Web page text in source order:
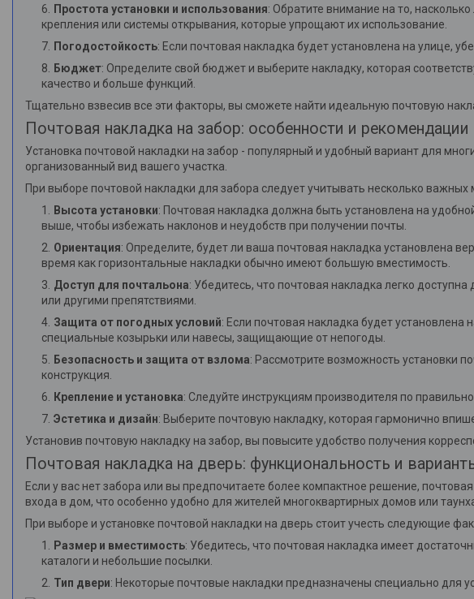
Простота установки и использования: Обратите внимание на то,
крепления или системы открывания, которые упрощают их использование.
Погодостойкость: Если почтовая накладка будет установлена на улице,
Бюджет: Определите свой бюджет и выберите накладку, которая
качество и больше функций.
Тщательно взвесив все эти факторы, вы сможете найти идеальную почтовую
Почтовая накладка на забор: особенности и рекомендации
Установка почтовой накладки на забор - популярный и удобный вариант для
организованный вид вашего участка.
При выборе почтовой накладки для забора следует учитывать несколько важных
Высота установки: Почтовая накладка должна быть установлена на
выше, чтобы избежать наклонов и неудобств при получении почты.
Ориентация: Определите, будет ли ваша почтовая накладка установлена
время как горизонтальные накладки обычно имеют большую вместимость.
Доступ для почтальона: Убедитесь, что почтовая накладка легко
или другими препятствиями.
Защита от погодных условий: Если почтовая накладка будет
специальные козырьки или навесы, защищающие от непогоды.
Безопасность и защита от взлома: Рассмотрите возможность установки
конструкция.
Крепление и установка: Следуйте инструкциям производителя по
Эстетика и дизайн: Выберите почтовую накладку, которая гармонично
Установив почтовую накладку на забор, вы повысите удобство получения
Почтовая накладка на дверь: функциональность и
Если у вас нет забора или вы предпочитаете более компактное решение,
входа в дом, что особенно удобно для жителей многоквартирных домов или
При выборе и установке почтовой накладки на дверь стоит учесть следующие
Размер и вместимость: Убедитесь, что почтовая накладка имеет
каталоги и небольшие посылки.
Тип двери: Некоторые почтовые накладки предназначены специально для